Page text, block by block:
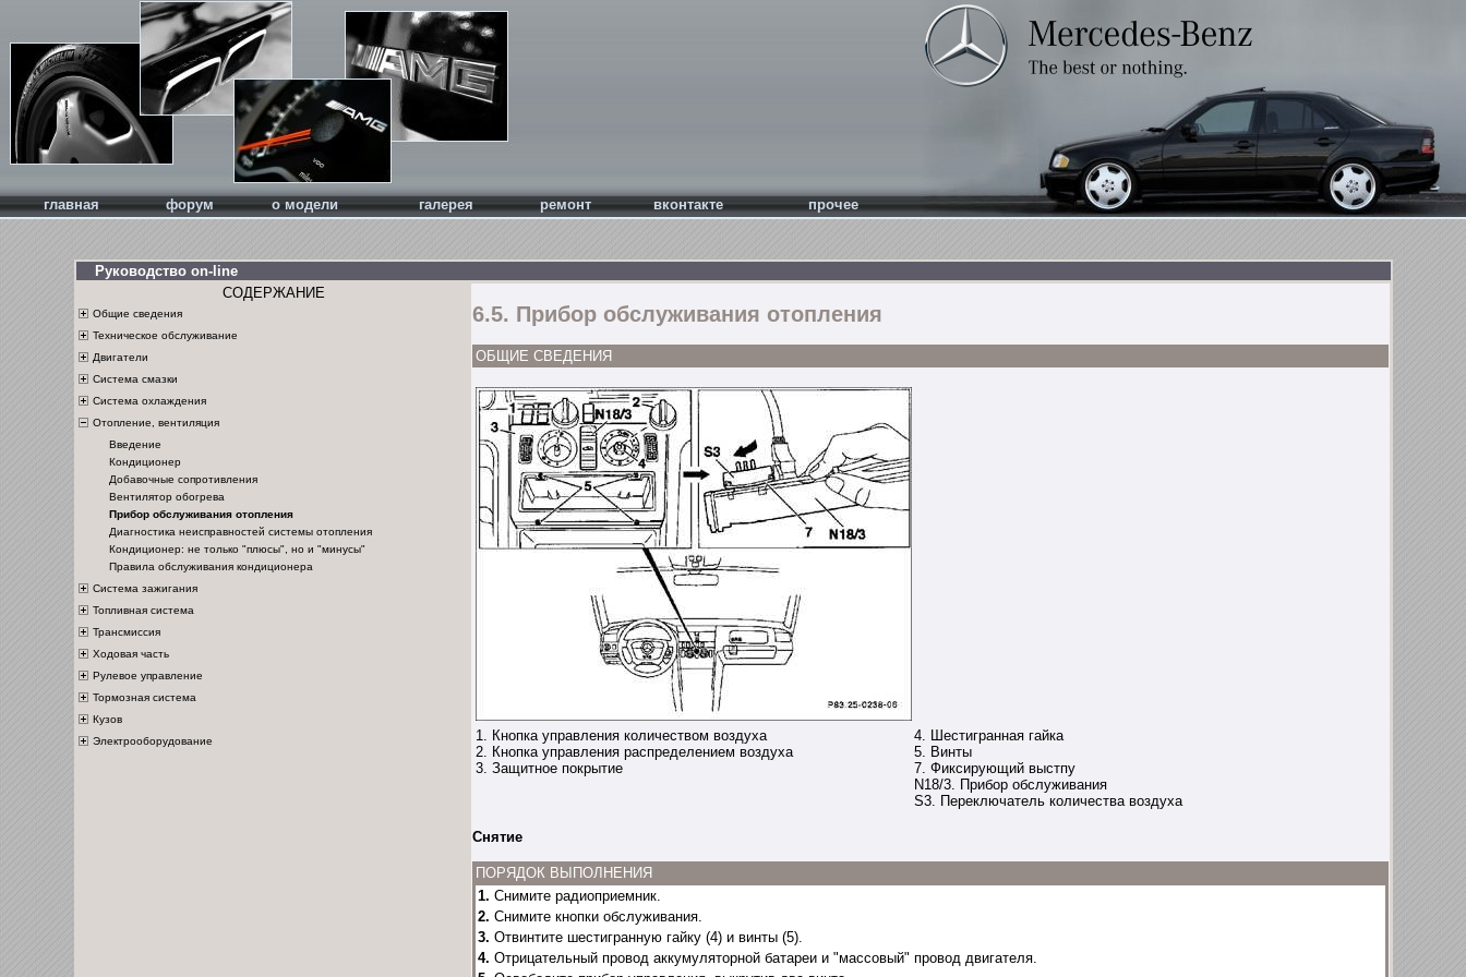
главная форум о модели галерея ремонт вконтакте прочее
Руководство on-line
СОДЕРЖАНИЕ
Общие сведения
Техническое обслуживание
Двигатели
Система смазки
Система охлаждения
Отопление, вентиляция
Введение
Кондиционер
Добавочные сопротивления
Вентилятор обогрева
Прибор обслуживания отопления
Диагностика неисправностей системы отопления
Кондиционер: не только "плюсы", но и "минусы"
Правила обслуживания кондиционера
Система зажигания
Топливная система
Трансмиссия
Ходовая часть
Рулевое управление
Тормозная система
Кузов
Электрооборудование
6.5. Прибор обслуживания отопления
ОБЩИЕ СВЕДЕНИЯ
1. Кнопка управления количеством воздуха
2. Кнопка управления распределением воздуха
3. Защитное покрытие
4. Шестигранная гайка
5. Винты
7. Фиксирующий выстпу
N18/3. Прибор обслуживания
S3. Переключатель количества воздуха
Снятие
ПОРЯДОК ВЫПОЛНЕНИЯ
1. Снимите радиоприемник.
2. Снимите кнопки обслуживания.
3. Отвинтите шестигранную гайку (4) и винты (5).
4. Отрицательный провод аккумуляторной батареи и "массовый" провод двигателя.